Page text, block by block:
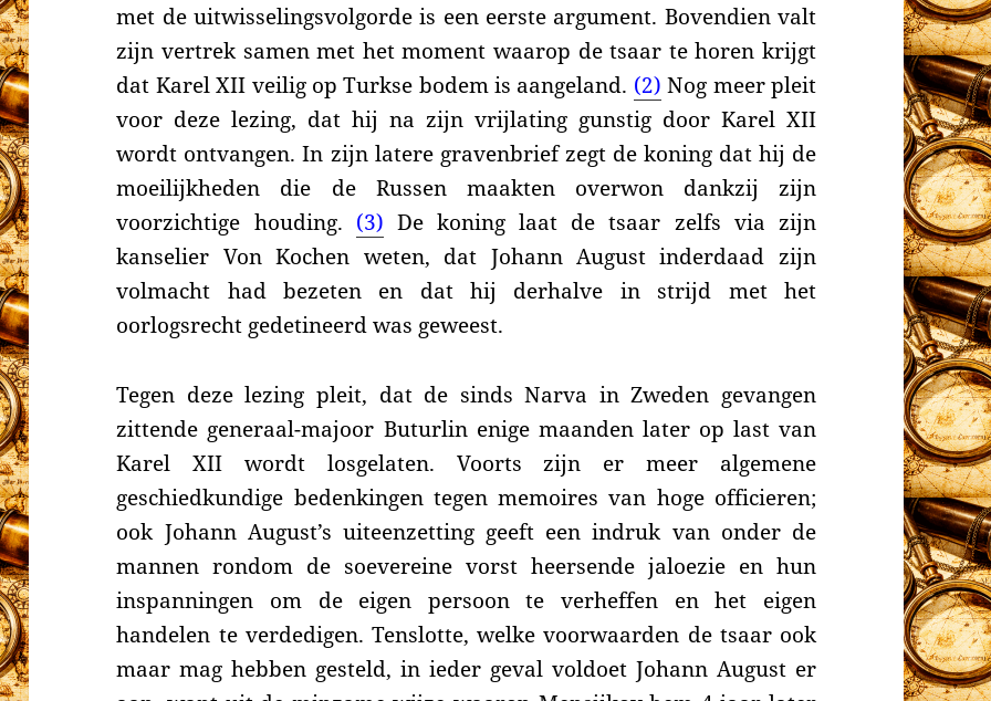
met de uitwisselingsvolgorde is een eerste argument. Bovendien valt
zijn vertrek samen met het moment waarop de tsaar te horen krijgt
dat Karel XII veilig op Turkse bodem is aangeland. (2) Nog meer pleit
voor deze lezing, dat hij na zijn vrijlating gunstig door Karel XII
wordt ontvangen. In zijn latere gravenbrief zegt de koning dat hij de
moeilijkheden die de Russen maakten overwon dankzij zijn
voorzichtige houding. (3) De koning laat de tsaar zelfs via zijn
kanselier Von Kochen weten, dat Johann August inderdaad zijn
volmacht had bezeten en dat hij derhalve in strijd met het
oorlogsrecht gedetineerd was geweest.
Tegen deze lezing pleit, dat de sinds Narva in Zweden gevangen
zittende generaal-majoor Buturlin enige maanden later op last van
Karel XII wordt losgelaten. Voorts zijn er meer algemene
geschiedkundige bedenkingen tegen memoires van hoge officieren;
ook Johann August’s uiteenzetting geeft een indruk van onder de
mannen rondom de soevereine vorst heersende jaloezie en hun
inspanningen om de eigen persoon te verheffen en het eigen
handelen te verdedigen. Tenslotte, welke voorwaarden de tsaar ook
maar mag hebben gesteld, in ieder geval voldoet Johann August er